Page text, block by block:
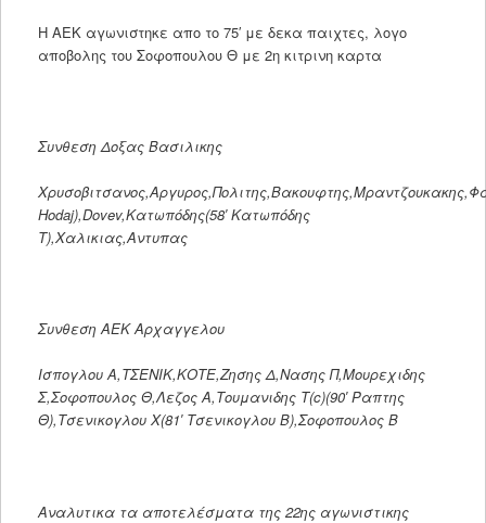
Η ΑΕΚ αγωνιστηκε απο το 75′ με δεκα παιχτες, λογο
αποβολης του Σοφοπουλου Θ με 2η κιτρινη καρτα
Συνθεση Δοξας Βασιλικης
Hodaj),Dovev,Κατωπόδης(58′ Κατωπόδης
Τ),Χαλικιας,Αντυπας
Συνθεση ΑΕΚ Αρχαγγελου
Ισπογλου Α,ΤΣΕΝΙΚ,ΚΟΤΕ,Ζησης Δ,Νασης Π,Μουρεχιδης
Σ,Σοφοπουλος Θ,Λεζος Α,Τουμανιδης Τ(c)(90′ Ραπτης
Θ),Τσενικογλου Χ(81′ Τσενικογλου Β),Σοφοπουλος Β
Αναλυτικα τα αποτελέσματα της 22ης αγωνιστικης